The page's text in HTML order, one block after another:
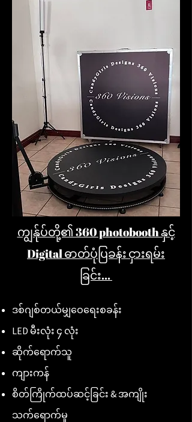
ကျွန်ုပ်တို့၏ 360 photobooth နှင့်
Digitalဓာတ်ပုံပြခန်း ငှားရမ်း
ခြင်း...
ဒစ်ဂျစ်တယ်မျှဝေရေးစခန်း
LED မီးလုံး ၄ လုံး
ဆိုက်ရောက်သူ
ကျားကန်
စိတ်ကြိုက်ထပ်ဆင့်ခြင်း & အကျိုး
သက်ရောက်မှု